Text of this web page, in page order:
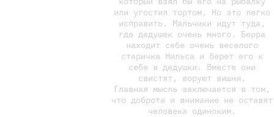
или угостил тортом. Но это легко
исправить. Мальчики идут туда,
где дедушек очень много. Берра
находит себе очень веселого
старичка Нильса и берет его к
себе в дедушки. Вместе они
свистят, воруют вишни.
Главная мысль заключается в том,
что доброта и внимание не оставят
человека одиноким.